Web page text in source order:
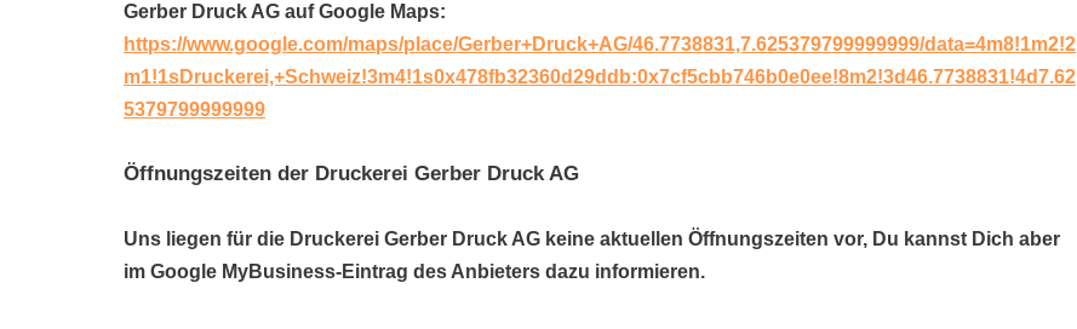
Gerber Druck AG auf Google Maps:
https://www.google.com/maps/place/Gerber+Druck+AG/46.7738831,7.625379799999999/data=4m8!1m2!2
m1!1sDruckerei,+Schweiz!3m4!1s0x478fb32360d29ddb:0x7cf5cbb746b0e0ee!8m2!3d46.7738831!4d7.62
5379799999999
Öffnungszeiten der Druckerei Gerber Druck AG
Uns liegen für die Druckerei Gerber Druck AG keine aktuellen Öffnungszeiten vor, Du kannst Dich aber
im Google MyBusiness-Eintrag des Anbieters dazu informieren.